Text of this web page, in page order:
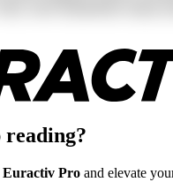
reading?
Euractiv Pro and elevate